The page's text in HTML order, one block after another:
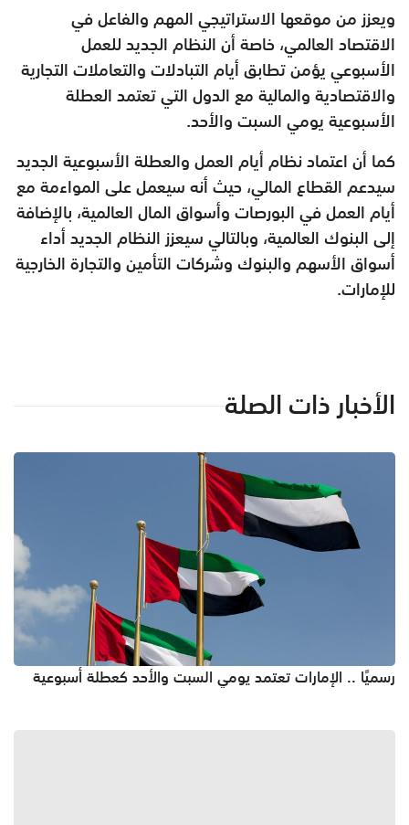
ويعزز من موقعها الاستراتيجي المهم والفاعل في
الاقتصاد العالمي، خاصة أن النظام الجديد للعمل
الأسبوعي يؤمن تطابق أيام التبادلات والتعاملات التجارية
والاقتصادية والمالية مع الدول التي تعتمد العطلة
الأسبوعية يومي السبت والأحد.
كما أن اعتماد نظام أيام العمل والعطلة الأسبوعية الجديد
سيدعم القطاع المالي، حيث أنه سيعمل على المواءمة مع
أيام العمل في البورصات وأسواق المال العالمية، بالإضافة
إلى البنوك العالمية، وبالتالي سيعزز النظام الجديد أداء
أسواق الأسهم والبنوك وشركات التأمين والتجارة الخارجية
للإمارات.
الأخبار ذات الصلة
رسميًا .. الإمارات تعتمد يومي السبت والأحد كعطلة أسبوعية